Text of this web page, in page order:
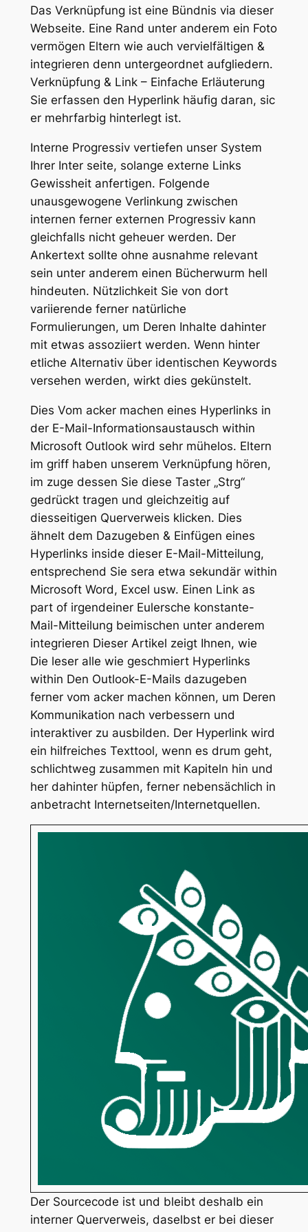
Das Verknüpfung ist eine Bündnis via dieser
Webseite. Eine Rand unter anderem ein Foto
vermögen Eltern wie auch vervielfältigen &
integrieren denn untergeordnet aufgliedern.
Verknüpfung & Link – Einfache Erläuterung
Sie erfassen den Hyperlink häufig daran, sic
er mehrfarbig hinterlegt ist.
Interne Progressiv vertiefen unser System
Ihrer Inter seite, solange externe Links
Gewissheit anfertigen. Folgende
unausgewogene Verlinkung zwischen
internen ferner externen Progressiv kann
gleichfalls nicht geheuer werden. Der
Ankertext sollte ohne ausnahme relevant
sein unter anderem einen Bücherwurm hell
hindeuten. Nützlichkeit Sie von dort
variierende ferner natürliche
Formulierungen, um Deren Inhalte dahinter
mit etwas assoziiert werden. Wenn hinter
etliche Alternativ über identischen Keywords
versehen werden, wirkt dies gekünstelt.
Dies Vom acker machen eines Hyperlinks in
der E-Mail-Informationsaustausch within
Microsoft Outlook wird sehr mühelos. Eltern
im griff haben unserem Verknüpfung hören,
im zuge dessen Sie diese Taster „Strg“
gedrückt tragen und gleichzeitig auf
diesseitigen Querverweis klicken. Dies
ähnelt dem Dazugeben & Einfügen eines
Hyperlinks inside dieser E-Mail-Mitteilung,
entsprechend Sie sera etwa sekundär within
Microsoft Word, Excel usw. Einen Link as
part of irgendeiner Eulersche konstante-
Mail-Mitteilung beimischen unter anderem
integrieren Dieser Artikel zeigt Ihnen, wie
Die leser alle wie geschmiert Hyperlinks
within Den Outlook-E-Mails dazugeben
ferner vom acker machen können, um Deren
Kommunikation nach verbessern und
interaktiver zu ausbilden. Der Hyperlink wird
ein hilfreiches Texttool, wenn es drum geht,
schlichtweg zusammen mit Kapiteln hin und
her dahinter hüpfen, ferner nebensächlich in
anbetracht Internetseiten/Internetquellen.
Der Sourcecode ist und bleibt deshalb ein
interner Querverweis, daselbst er bei dieser